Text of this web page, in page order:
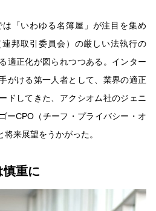
「いわゆる名簿屋」が注目を集め
邦取引委員会）の厳しい法執行の
適正化が図られつつある。インター
がける第一人者として、業界の適正
ドしてきた、アクシオム社のジェニ
ーCPO（チーフ・プライバシー・オ
来展望をうかがった。
慎重に